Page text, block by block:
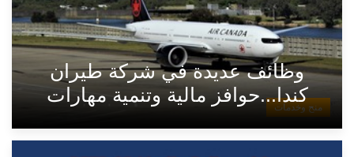
منح وخدمات
وظائف عديدة في شركة طيران
كندا...حوافز مالية وتنمية مهارات